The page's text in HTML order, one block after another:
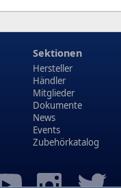
Sektionen
Hersteller
Händler
Mitglieder
Dokumente
News
Events
Zubehörkatalog